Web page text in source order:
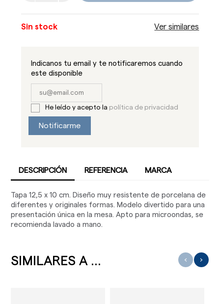
Sin stock Ver similares
Indicanos tu email y te notificaremos cuando
este disponible
He leído y acepto la política de privacidad
Notificarme
DESCRIPCIÓN REFERENCIA MARCA
Tapa 12,5 x 10 cm. Diseño muy resistente de porcelana de
diferentes y originales formas. Modelo divertido para una
presentación única en la mesa. Apto para microondas, se
recomienda lavado a mano.
SIMILARES A ... ‹ ›